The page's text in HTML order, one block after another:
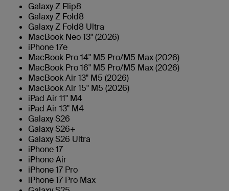
Galaxy Z Flip8
Galaxy Z Fold8
Galaxy Z Fold8 Ultra
MacBook Neo 13" (2026)
iPhone 17e
MacBook Pro 14" M5 Pro/M5 Max (2026)
MacBook Pro 16" M5 Pro/M5 Max (2026)
MacBook Air 13" M5 (2026)
MacBook Air 15" M5 (2026)
iPad Air 11" M4
iPad Air 13" M4
Galaxy S26
Galaxy S26+
Galaxy S26 Ultra
iPhone 17
iPhone Air
iPhone 17 Pro
iPhone 17 Pro Max